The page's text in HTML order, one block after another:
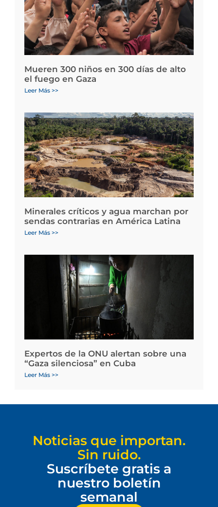
Mueren 300 niños en 300 días de alto
el fuego en Gaza
Leer Más >>
Minerales críticos y agua marchan por
sendas contrarias en América Latina
Leer Más >>
Expertos de la ONU alertan sobre una
“Gaza silenciosa” en Cuba
Leer Más >>
Noticias que importan.
Sin ruido.
Suscríbete gratis a
nuestro boletín
semanal